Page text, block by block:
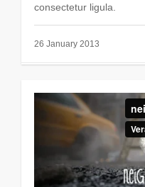
consectetur ligula.
26 January 2013